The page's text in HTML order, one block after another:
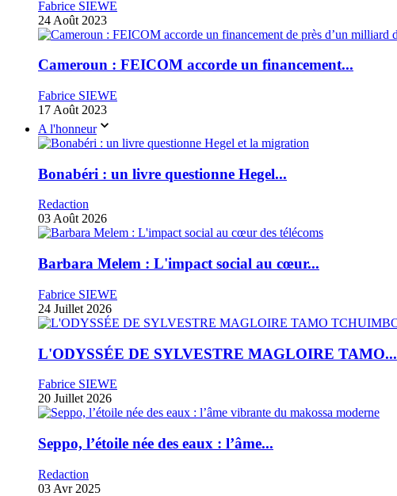
Fabrice SIEWE
24 Août 2023
Cameroun : FEICOM accorde un financement...
Fabrice SIEWE
17 Août 2023
A l'honneur
Bonabéri : un livre questionne Hegel...
Redaction
03 Août 2026
Barbara Melem : L'impact social au cœur...
Fabrice SIEWE
24 Juillet 2026
L'ODYSSÉE DE SYLVESTRE MAGLOIRE TAMO...
Fabrice SIEWE
20 Juillet 2026
Seppo, l’étoile née des eaux : l’âme...
Redaction
03 Avr 2025